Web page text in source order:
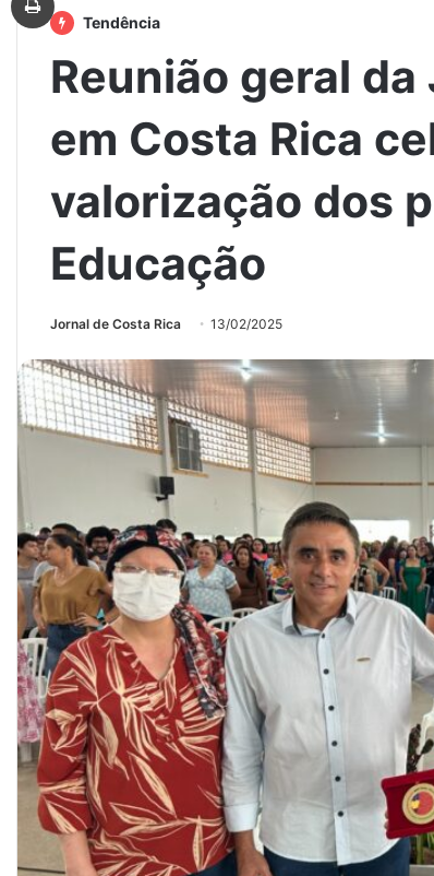
Tendência
Reunião geral
em Costa Rica
valorização dos
Educação
Jornal de Costa Rica 13/02/2025